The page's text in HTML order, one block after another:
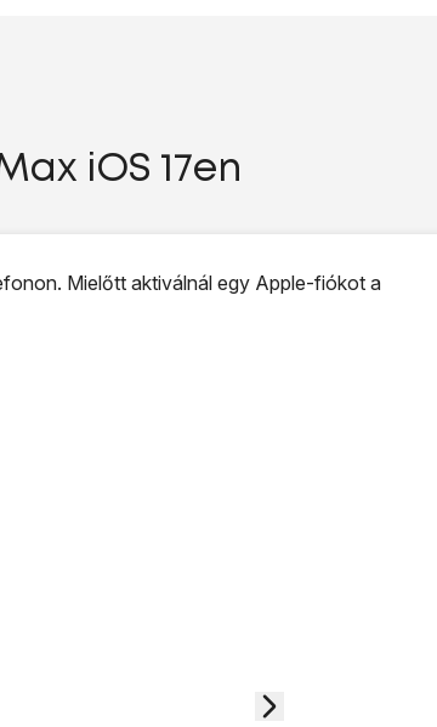
iOS 17en
Mielőtt aktiválnál egy Apple-fiókot a